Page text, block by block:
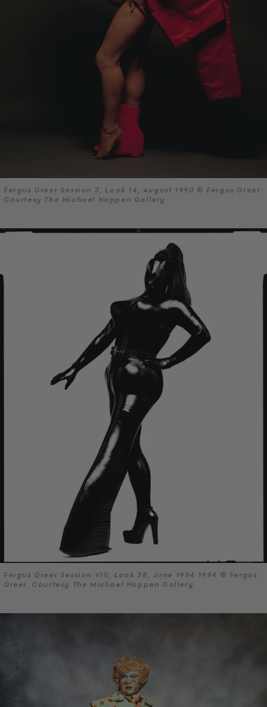
Fergus Greer Session 3, Look 14, August 1990 © Fergus Greer.
Courtesy The Michael Hoppen Gallery
Fergus Greer Session VIII, Look 38, June 1994 1994 © Fergus
Greer. Courtesy The Michael Hoppen Gallery